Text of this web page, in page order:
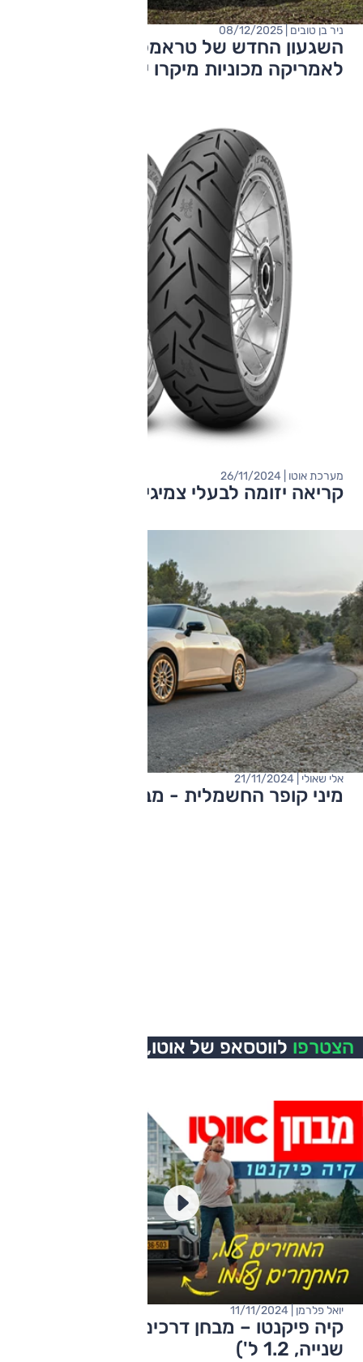
השגעון החדש של טראמפ: להביא
לאמריקה מכוניות מיקרו יפניות
ניר בן טובים | 08/12/2025
קריאה יזומה לבעלי צמיגי אופנוע של פירלי
מערכת אוטו | 26/11/2024
מיני קופר החשמלית - מבחן דרכים
אלי שאולי | 21/11/2024
הצטרפו לווטסאפ של אוטו,
קיה פיקנטו – מבחן דרכים (מתיחת פנים
שנייה, 1.2 ל')
יואל פלרמן | 11/11/2024